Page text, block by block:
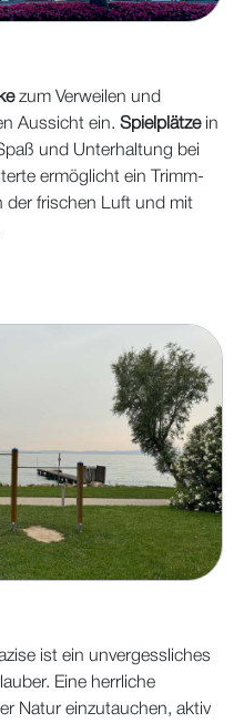
zum Verweilen und
Aussicht ein. Spielplätzein
und Unterhaltung bei
ermöglicht ein Trimm-
der frischen Luft und mit
ist ein unvergessliches
Eine herrliche
Natur einzutauchen, aktiv